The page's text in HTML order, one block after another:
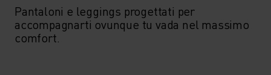
Pantaloni e leggings progettati per
accompagnarti ovunque tu vada nel massimo
comfort.